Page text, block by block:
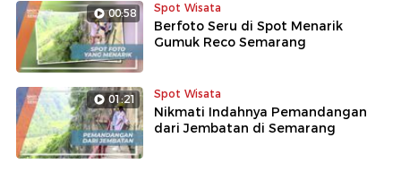
00:58 Spot Wisata
Berfoto Seru di Spot Menarik
Gumuk Reco Semarang
01:21 Spot Wisata
Nikmati Indahnya Pemandangan
dari Jembatan di Semarang